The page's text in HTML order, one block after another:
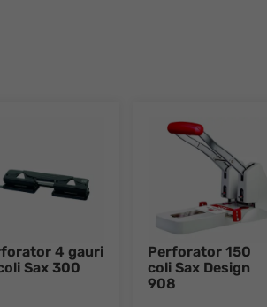
4 gauri
Sax 300
Perforator 150
coli Sax Design
908